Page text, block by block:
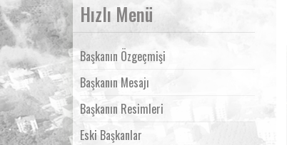
Hızlı Menü
Başkanın Özgeçmişi
Başkanın Mesajı
Başkanın Resimleri
Eski Başkanlar